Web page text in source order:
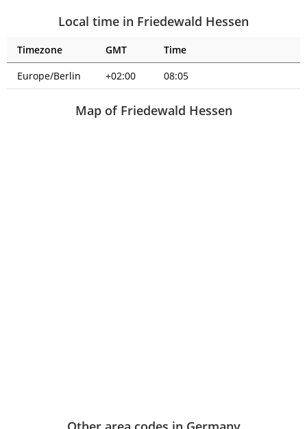
Local time in Friedewald Hessen
Timezone GMT
Time
Europe/Berlin
+02:00 08:05
Map of Friedewald Hessen